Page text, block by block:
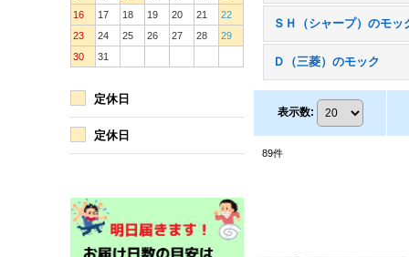
16
17 18 19 20 21
22
23
24 25 26 27 28
29
30
31
定休日
定休日
ＳＨ（シャープ）のモッ
Ｄ（三菱）のモック
表示数:
89件